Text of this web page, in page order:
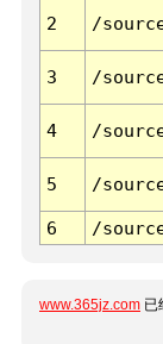
2 /
3 /
4 /
5 /
6 /
www.365jz.com 已